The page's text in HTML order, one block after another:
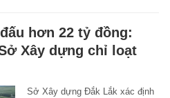
hơn 22 tỷ đồng:
Xây dựng chỉ loạt
Sở Xây dựng Đắk Lắk xác định